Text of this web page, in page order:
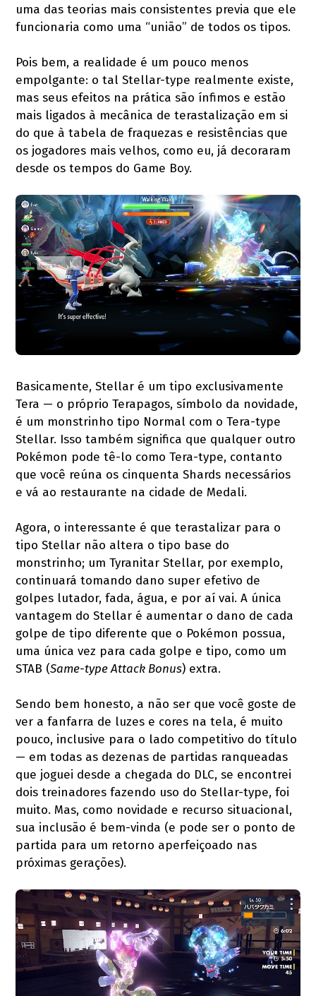
uma das teorias mais consistentes previa que ele
funcionaria como uma “união” de todos os tipos.
Pois bem, a realidade é um pouco menos
empolgante: o tal Stellar-type realmente existe,
mas seus efeitos na prática são ínfimos e estão
mais ligados à mecânica de terastalização em si
do que à tabela de fraquezas e resistências que
os jogadores mais velhos, como eu, já decoraram
desde os tempos do Game Boy.
Basicamente, Stellar é um tipo exclusivamente
Tera — o próprio Terapagos, símbolo da novidade,
é um monstrinho tipo Normal com o Tera-type
Stellar. Isso também significa que qualquer outro
Pokémon pode tê-lo como Tera-type, contanto
que você reúna os cinquenta Shards necessários
e vá ao restaurante na cidade de Medali.
Agora, o interessante é que terastalizar para o
tipo Stellar não altera o tipo base do
monstrinho; um Tyranitar Stellar, por exemplo,
continuará tomando dano super efetivo de
golpes lutador, fada, água, e por aí vai. A única
vantagem do Stellar é aumentar o dano de cada
golpe de tipo diferente que o Pokémon possua,
uma única vez para cada golpe e tipo, como um
STAB (Same-type Attack Bonus) extra.
Sendo bem honesto, a não ser que você goste de
ver a fanfarra de luzes e cores na tela, é muito
pouco, inclusive para o lado competitivo do título
— em todas as dezenas de partidas ranqueadas
que joguei desde a chegada do DLC, se encontrei
dois treinadores fazendo uso do Stellar-type, foi
muito. Mas, como novidade e recurso situacional,
sua inclusão é bem-vinda (e pode ser o ponto de
partida para um retorno aperfeiçoado nas
próximas gerações).